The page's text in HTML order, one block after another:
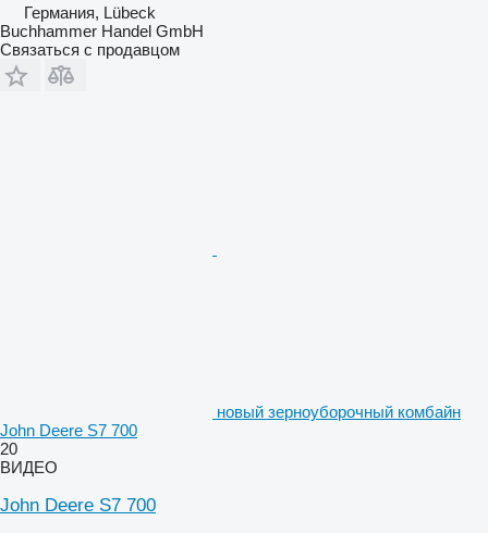
Германия, Lübeck
Buchhammer Handel GmbH
Связаться с продавцом
новый зерноуборочный комбайн
John Deere S7 700
20
ВИДЕО
John Deere S7 700